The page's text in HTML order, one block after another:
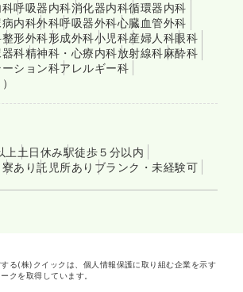
科呼吸器内科消化器内科循環器内科
内科外科呼吸器外科心臓血管外科
整形外科形成外科小児科産婦人科眼科
科精神科・心療内科放射線科麻酔科
ション科アレルギー科
上 土日休み駅徒歩５分以内
寮あり託児所あり ブランク・未経験可
る(株)クイックは、個人情報保護に取り組む企業を示す
クを取得しています。